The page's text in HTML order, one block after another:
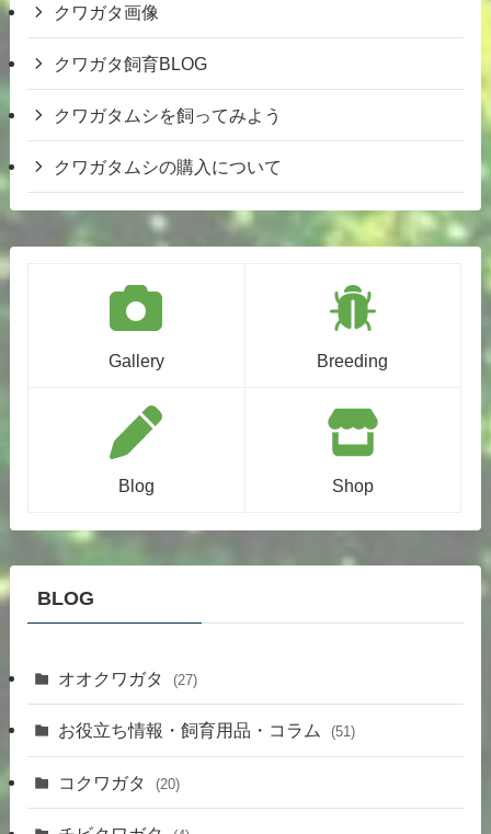
クワガタ画像
クワガタ飼育BLOG
クワガタムシを飼ってみよう
クワガタムシの購入について
Gallery Breeding
Blog Shop
BLOG
オオクワガタ (27)
お役立ち情報・飼育用品・コラム (51)
コクワガタ (20)